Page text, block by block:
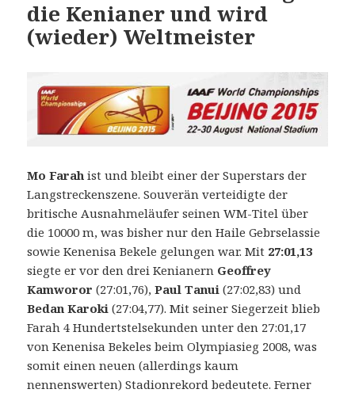
die Kenianer und wird
(wieder) Weltmeister
Mo Farah ist und bleibt einer der Superstars der
Langstreckenszene. Souverän verteidigte der
britische Ausnahmeläufer seinen WM-Titel über
die 10000 m, was bisher nur den Haile Gebrselassie
sowie Kenenisa Bekele gelungen war. Mit 27:01,13
siegte er vor den drei Kenianern Geoffrey
Kamworor (27:01,76),Paul Tanui (27:02,83) und
Bedan Karoki (27:04,77). Mit seiner Siegerzeit blieb
Farah 4 Hundertstelsekunden unter den 27:01,17
von Kenenisa Bekeles beim Olympiasieg 2008, was
somit einen neuen (allerdings kaum
nennenswerten) Stadionrekord bedeutete. Ferner